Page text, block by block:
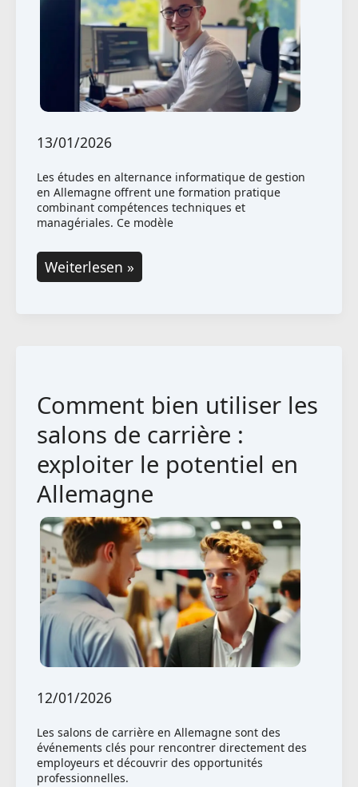
13/01/2026
Les études en alternance informatique de gestion
en Allemagne offrent une formation pratique
combinant compétences techniques et
managériales. Ce modèle
Études
en
gestion
allier
informatique
et
d’entreprise
en
Allemagne
Weiterlesen »
Comment bien utiliser les
salons de carrière :
exploiter le potentiel en
Allemagne
12/01/2026
Les salons de carrière en Allemagne sont des
événements clés pour rencontrer directement des
employeurs et découvrir des opportunités
professionnelles.